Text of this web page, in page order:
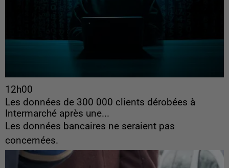
12h00
Les données de 300 000 clients dérobées à
Intermarché après une...
Les données bancaires ne seraient pas
concernées.